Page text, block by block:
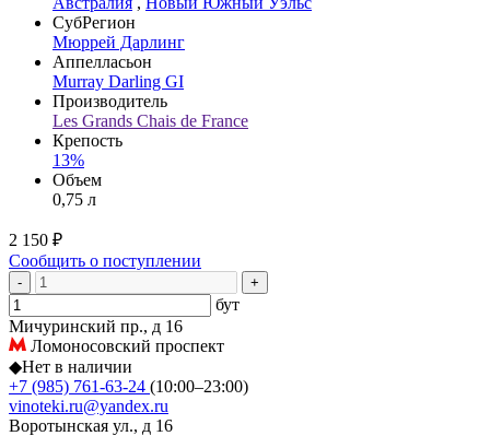
СубРегион
Мюррей Дарлинг
Аппелласьон
Murray Darling GI
Производитель
Les Grands Chais de France
Крепость
13%
Объем
0,75 л
2 150 ₽
Сообщить о поступлении
- +
бут
Мичуринский пр., д 16
Ломоносовский проспект
◆Нет в наличии
+7 (985) 761-63-24 (10:00–23:00)
vinoteki.ru@yandex.ru
Воротынская ул., д 16